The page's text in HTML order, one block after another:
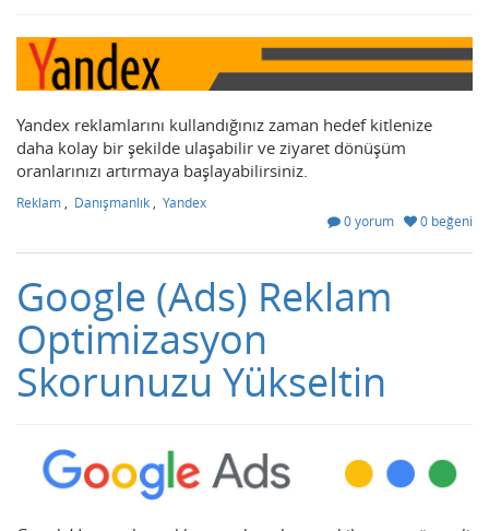
Yandex reklamlarını kullandığınız zaman hedef kitlenize
daha kolay bir şekilde ulaşabilir ve ziyaret dönüşüm
oranlarınızı artırmaya başlayabilirsiniz.
Reklam , Danışmanlık , Yandex
0 yorum
0 beğeni
Google (Ads) Reklam
Optimizasyon
Skorunuzu Yükseltin